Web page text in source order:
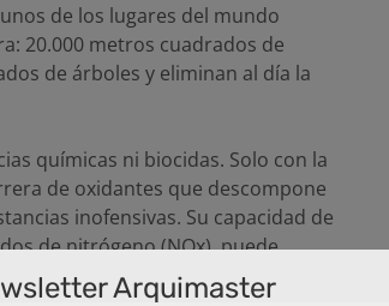
de los lugares del mundo
20.000 metros cuadrados de
de árboles y eliminan al día la
químicas ni biocidas. Solo con la
de oxidantes que descompone
inofensivas. Su capacidad de
de nitrógeno (NOx), puede
Arquimaster